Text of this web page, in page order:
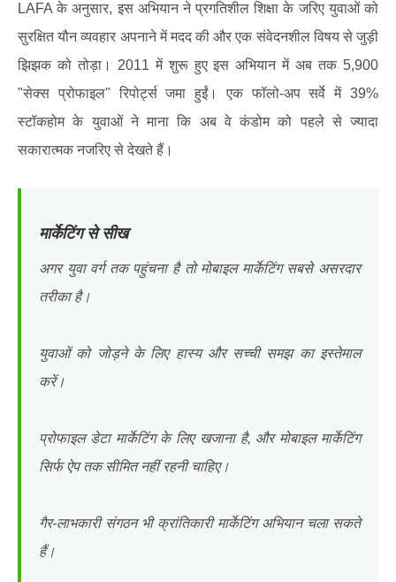
LAFA के अनुसार, इस अभियान ने प्रगतिशील शिक्षा के जरिए युवाओं को
सुरक्षित यौन व्यवहार अपनाने में मदद की और एक संवेदनशील विषय से जुड़ी
झिझक को तोड़ा। 2011 में शुरू हुए इस अभियान में अब तक 5,900
"सेक्स प्रोफाइल" रिपोर्ट्स जमा हुईं। एक फॉलो-अप सर्वे में 39%
स्टॉकहोम के युवाओं ने माना कि अब वे कंडोम को पहले से ज्यादा
सकारात्मक नजरिए से देखते हैं।
मार्केटिंग से सीख
अगर युवा वर्ग तक पहुंचना है तो मोबाइल मार्केटिंग सबसे असरदार
तरीका है।
युवाओं को जोड़ने के लिए हास्य और सच्ची समझ का इस्तेमाल
करें।
प्रोफाइल डेटा मार्केटिंग के लिए खजाना है, और मोबाइल मार्केटिंग
सिर्फ ऐप तक सीमित नहीं रहनी चाहिए।
गैर-लाभकारी संगठन भी क्रांतिकारी मार्केटिंग अभियान चला सकते
हैं।